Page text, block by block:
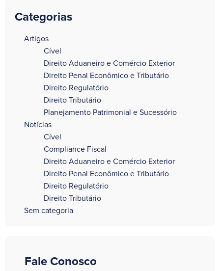
Categorias
Artigos
Cível
Direito Aduaneiro e Comércio Exterior
Direito Penal Econômico e Tributário
Direito Regulatório
Direito Tributário
Planejamento Patrimonial e Sucessório
Notícias
Cível
Compliance Fiscal
Direito Aduaneiro e Comércio Exterior
Direito Penal Econômico e Tributário
Direito Regulatório
Direito Tributário
Sem categoria
Fale Conosco